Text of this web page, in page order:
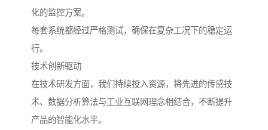
化的监控方案。
每套系统都经过严格测试，确保在复杂工况下的稳定运
行。
技术创新驱动
在技术研发方面，我们持续投入资源，将先进的传感技
术、数据分析算法与工业互联网理念相结合，不断提升
产品的智能化水平。